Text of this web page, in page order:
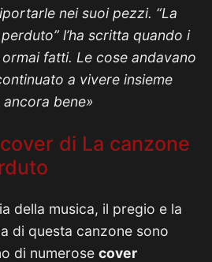
nei suoi pezzi. “La
l’ha scritta quando i
fatti. Le cose andavano
a vivere insieme
bene»
di La canzone
della musica, il pregio e la
di questa canzone sono
di numerose cover